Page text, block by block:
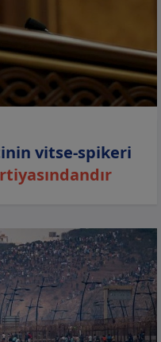
vitse-spikeri